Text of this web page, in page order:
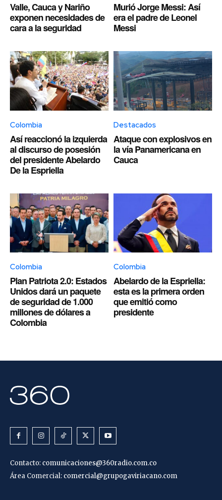
Valle, Cauca y Nariño
exponen necesidades de
cara a la seguridad
Murió Jorge Messi: Así
era el padre de Leonel
Messi
Colombia
Así reaccionó la izquierda
al discurso de posesión
del presidente Abelardo
De la Espriella
Destacados
Ataque con explosivos en
la vía Panamericana en
Cauca
Colombia
Plan Patriota 2.0: Estados
Unidos dará un paquete
de seguridad de 1.000
millones de dólares a
Colombia
Colombia
Abelardo de la Espriella:
esta es la primera orden
que emitió como
presidente
Contacto: comunicaciones@360radio.com.co
Área Comercial: comercial@grupogaviriacano.com